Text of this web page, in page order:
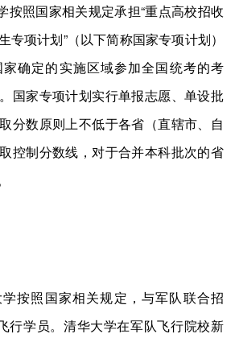
照国家相关规定承担“重点高校招收
专项计划”（以下简称国家专项计划）
确定的实施区域参加全国统考的考
国家专项计划实行单报志愿、单设批
分数原则上不低于各省（直辖市、自
控制分数线，对于合并本科批次的省
按照国家相关规定，与军队联合招
行学员。清华大学在军队飞行院校新